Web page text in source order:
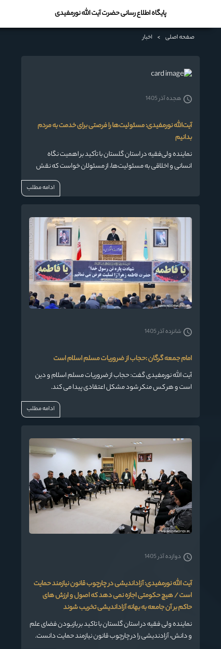
پایگاه اطلاع رسانی حضرت آیت الله نورمفیدی
صفحه اصلی > اخبار
آیت‌الله نورمفیدی: مسئولیت‌ها را فرصتی برای خدمت به مردم
بدانیم
نماینده ولی‌فقیه در استان گلستان با تأکید بر اهمیت نگاه
انسانی و اخلاقی به مسئولیت‌ها، از مسئولان خواست که نقش
خود را فرصتی برای گره‌گشایی از مشکلات مردم بدانند و از نگاه
هجده آذر 1405
ادامه مطلب
امام جمعه گرگان :حجاب از ضروریات مسلم اسلام است
آیت الله نورمفیدی گفت: حجاب از ضروریات مسلم اسلام و دین
است و هر کس منکر شود مشکل اعتقادی پیدا می کند.
شانزده آذر 1405
ادامه مطلب
آیت الله نورمفیدی: آزاداندیشی در چارچوب قانون نیازمند حمایت
است / هیچ حکومتی اجازه نمی دهد که اصول و ارزش های
حاکم بر آن جامعه به بهانه آزاداندیشی تخریب شوند
نماینده ولی فقیه در استان گلستان با تاکید بر بازبودن فضای علم
و دانش، آزادندیشی را در چارچوب قانون نیازمند حمایت دانست.
دوازده آذر 1405